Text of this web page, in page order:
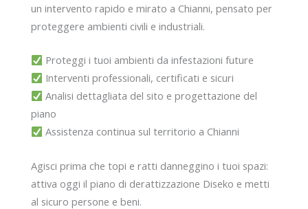
un intervento rapido e mirato a Chianni, pensato per
proteggere ambienti civili e industriali.
Proteggi i tuoi ambienti da infestazioni future
Interventi professionali, certificati e sicuri
Analisi dettagliata del sito e progettazione del
piano
Assistenza continua sul territorio a Chianni
Agisci prima che topi e ratti danneggino i tuoi spazi:
attiva oggi il piano di derattizzazione Diseko e metti
al sicuro persone e beni.